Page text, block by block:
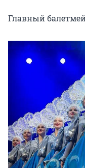
Главный